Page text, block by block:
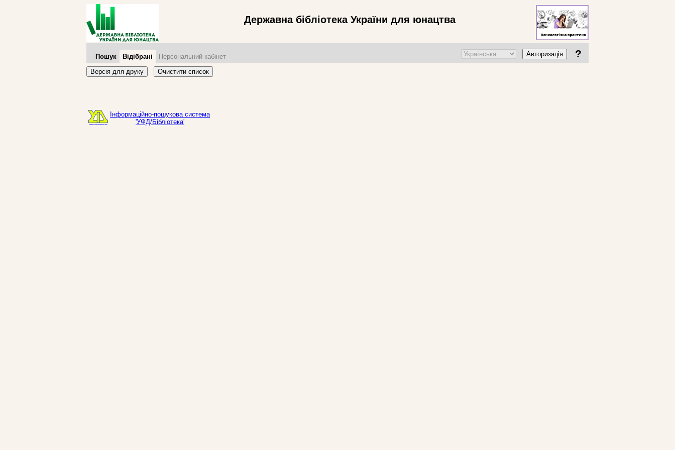
Державна бібліотека України для юнацтва
Пошук Відібрані Персональний кабінет Авторизація ?
Версія для друку Очистити список
Інформаційно-пошукова система
'УФД/Бібліотека'